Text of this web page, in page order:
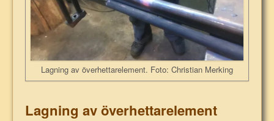
Lagning av överhettarelement. Foto: Christian Merking
Lagning av överhettarelement